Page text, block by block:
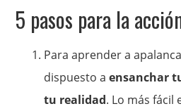
5 pasos para la
Para aprender a
dispuesto aensanchar
tu realidad. Lo más fácil